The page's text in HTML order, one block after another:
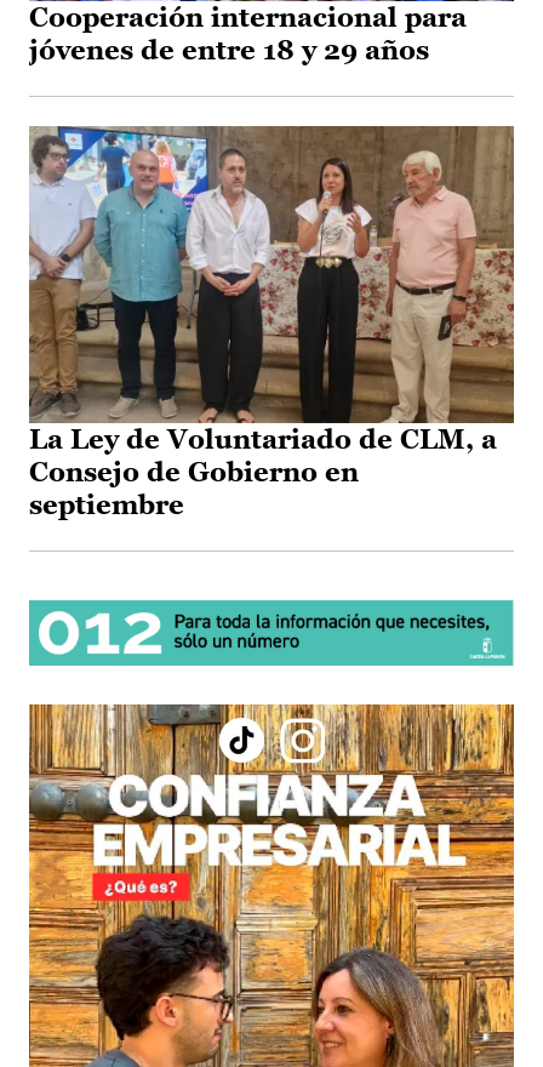
Cooperación internacional para
jóvenes de entre 18 y 29 años
La Ley de Voluntariado de CLM, a
Consejo de Gobierno en
septiembre